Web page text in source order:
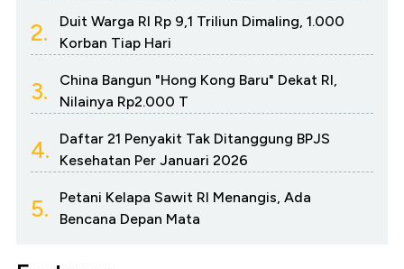
2.
Duit Warga RI Rp 9,1 Triliun Dimaling, 1.000
Korban Tiap Hari
3.
China Bangun "Hong Kong Baru" Dekat RI,
Nilainya Rp2.000 T
4.
Daftar 21 Penyakit Tak Ditanggung BPJS
Kesehatan Per Januari 2026
5.
Petani Kelapa Sawit RI Menangis, Ada
Bencana Depan Mata